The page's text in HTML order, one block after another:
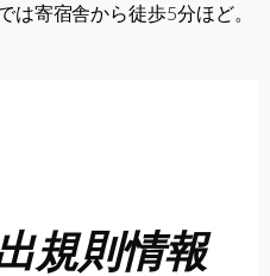
寄宿舎から徒歩5分ほど。
規則情報